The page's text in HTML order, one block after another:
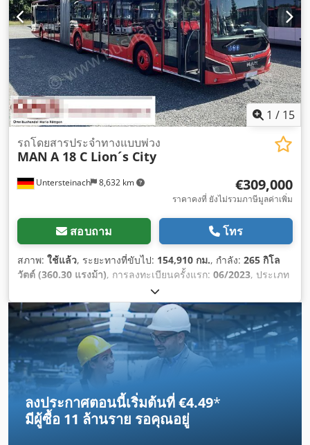
1 / 15
Untersteinach 8,632 km
รถโดยสารประจำทางแบบพ่วง
MAN A 18 C Lion´s City
€309,000
ราคาคงที่ ยังไม่รวมภาษีมูลค่าเพิ่ม
สอบถาม โทร
สภาพ: ใช้แล้ว, ระยะทางที่ขับไป: 154,910 กม., กำลัง: 265 กิโล
วัตต์ (360.30 แรงม้า), การลงทะเบียนครั้งแรก: 06/2023, ประเภท
54, ประเภทเกียร์:
ชั้นการปล่อยมลพิษ:ยูโร 6, สี:แดง, เบรก:รีทาร์เดอร์, ความยาว
ทั้งหมด:18,060 มม, ความกว้างทั้งหมด:3,160 มม, ความสูงรวม:
2,550 มม, ปีที่ผลิต:2023, อุปกรณ์:พวงมาลัยเพาเวอร์, ระบบ
ควบคุมแรงฉุด, ระบบอิมโมบิไลเซอร์, เครื่องปรับอากาศ, เอบีเอส,
ไฟตัดหมอก,
ลงประกาศตอนนี้เริ่มต้นที่ €4.49*
มีผู้ซื้อ 11 ล้านราย รอคุณอยู่